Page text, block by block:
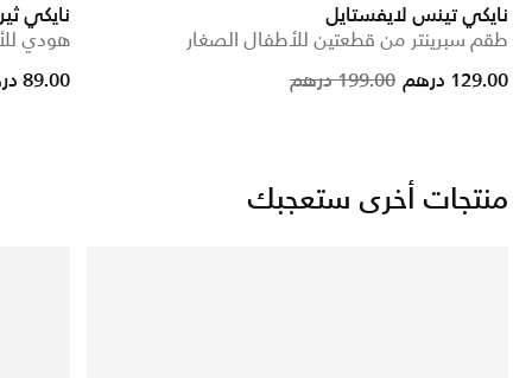
نايكي تينس لايفستايل
طقم سبرينتر من قطعتين للأطفال الصغار
Price reduced from
199.00 درهم
to 129.00 درهم
نايكي
هودي
reduced from
to
89.00 درهم
منتجات أخرى ستعجبك